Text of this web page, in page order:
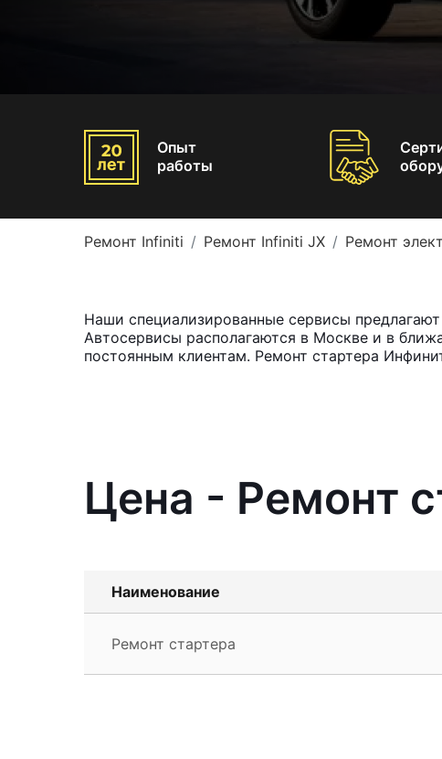
Опыт
работы
Ремонт Infiniti Ремонт Infiniti JX Ремонт
Наши специализированные сервисы
Автосервисы располагаются в Москве и в
постоянным клиентам. Ремонт стартера
Цена - Ремонт
Наименование
Ремонт стартера